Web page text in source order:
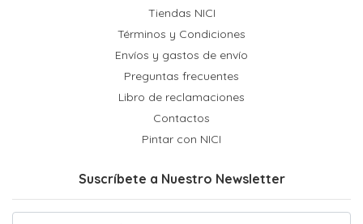
Tiendas NICI
Términos y Condiciones
Envíos y gastos de envío
Preguntas frecuentes
Libro de reclamaciones
Contactos
Pintar con NICI
Suscríbete a Nuestro Newsletter